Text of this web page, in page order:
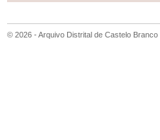
© 2026 - Arquivo Distrital de Castelo Branco